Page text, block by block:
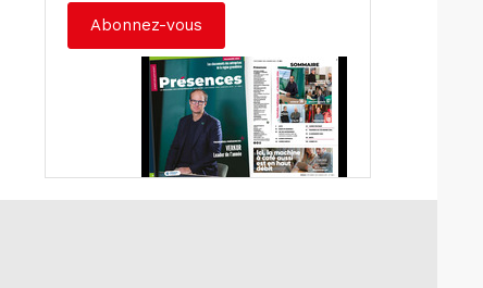
Abonnez-vous